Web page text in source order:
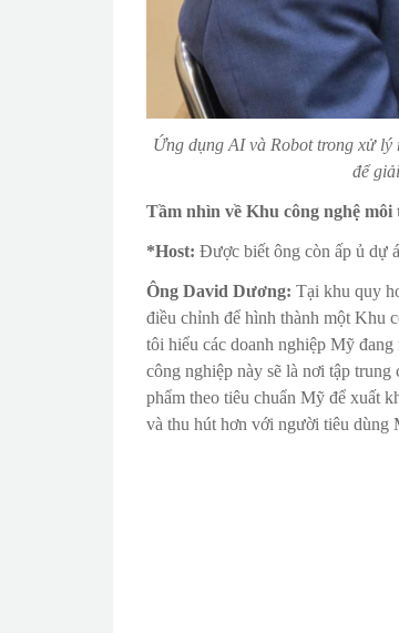
Ứng dụng AI và Robot trong xử
để
Tầm nhìn về Khu công nghệ
*Host: Được biết ông còn ấp ủ dự
Ông David Dương: Tại khu quy
điều chỉnh để hình thành một Khu
tôi hiểu các doanh nghiệp Mỹ
công nghiệp này sẽ là nơi tập
phẩm theo tiêu chuẩn Mỹ để xuất
và thu hút hơn với người tiêu dùng